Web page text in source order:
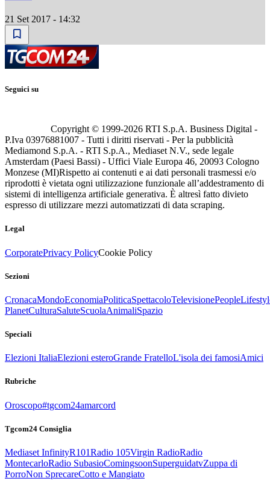
21 Set 2017 - 14:32
Seguici su
Copyright © 1999-2026 RTI S.p.A. Business Digital -
P.Iva 03976881007 - Tutti i diritti riservati - Per la pubblicità
Mediamond S.p.A. - RTI S.p.A., Mediaset N.V., sede legale
Amsterdam (Paesi Bassi) - Uffici Viale Europa 46, 20093 Cologno
Monzese (MI)Rispetto ai contenuti e ai dati personali trasmessi e/o
riprodotti è vietata ogni utilizzazione funzionale all’addestramento di
sistemi di intelligenza artificiale generativa. È altresì fatto divieto
espresso di utilizzare mezzi automatizzati di data scraping.
Legal
CorporatePrivacy PolicyCookie Policy
Sezioni
CronacaMondoEconomiaPoliticaSpettacoloTelevisionePeople
PlanetCulturaSaluteScuolaAnimaliSpazio
Speciali
Elezioni ItaliaElezioni esteroGrande FratelloL'isola dei famosiAmici
Rubriche
Oroscopo#tgcom24amarcord
Tgcom24 Consiglia
Mediaset InfinityR101Radio 105Virgin RadioRadio
MontecarloRadio SubasioComingsoonSuperguidatvZuppa di
PorroNon SprecareCotto e Mangiato